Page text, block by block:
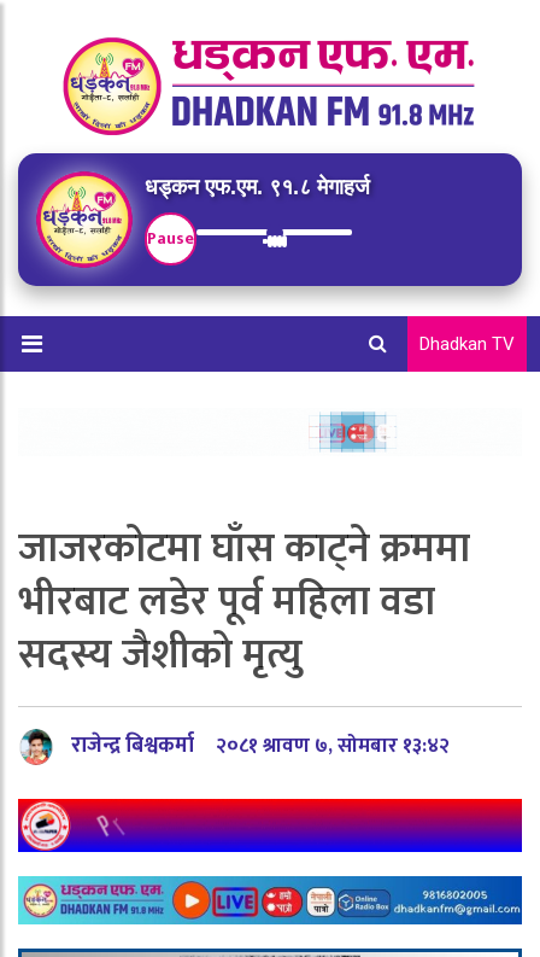
धड्कन एफ.एम. ९१.८ मेगाहर्ज
Pause
Dhadkan TV
जाजरकोटमा घाँस काट्ने क्रममा
भीरबाट लडेर पूर्व महिला वडा
सदस्य जैशीको मृत्यु
राजेन्द्र बिश्वकर्मा २०८१ श्रावण ७, सोमबार १३:४२